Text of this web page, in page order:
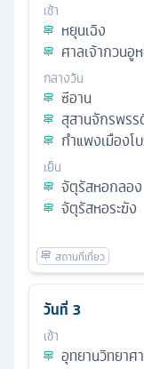
เช้า
หยุนเฉิง
ศาลเจ้ากวนอู
กลางวัน
ซีอาน
สุสานจักรพร
กำแพงเมืองโ
เย็น
จัตุรัสหอกลอง
จัตุรัสหอระฆัง
วันที่ 3
เช้า
อุทยานวิทยาศ